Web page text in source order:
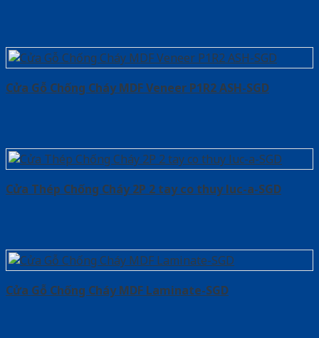
Cửa Gỗ Chống Cháy MDF Veneer P1R2 ASH-SGD
Cửa Thép Chống Cháy 2P 2 tay co thuy luc-a-SGD
Cửa Gỗ Chống Cháy MDF Laminate-SGD